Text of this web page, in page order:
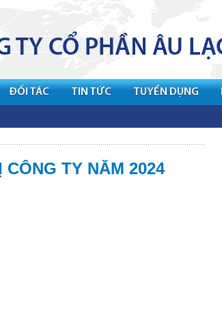
ĐỐI TÁC TIN TỨC TUYỂN DỤNG
TY NĂM 2024